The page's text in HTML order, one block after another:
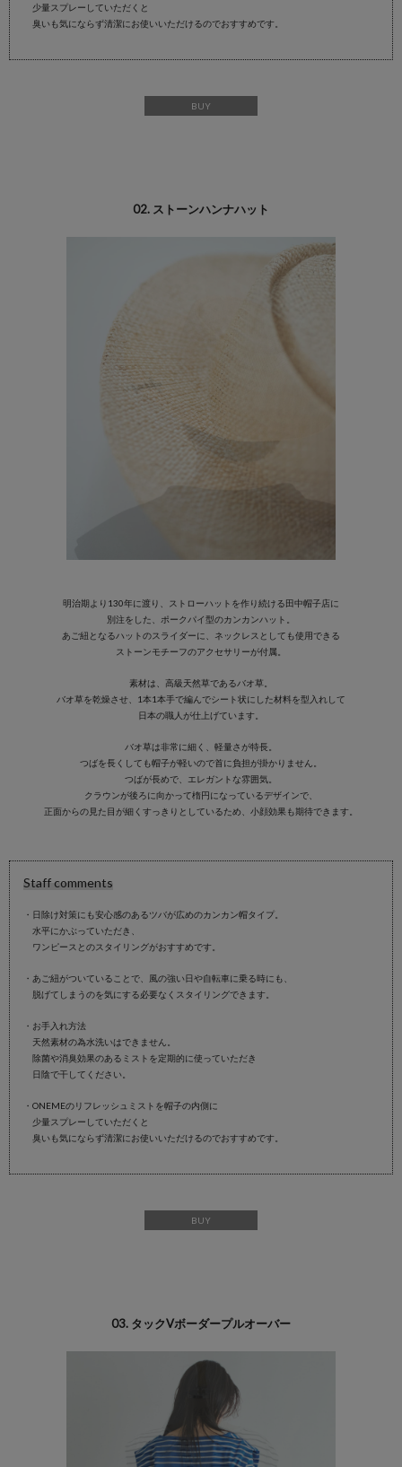
少量スプレーしていただくと
臭いも気にならず清潔にお使いいただけるのでおすすめです。
BUY
02. ストーンハンナハット
明治期より130年に渡り、ストローハットを作り続ける田中帽子店に
別注をした、ポークパイ型のカンカンハット。
あご紐となるハットのスライダーに、ネックレスとしても使用できる
ストーンモチーフのアクセサリーが付属。
素材は、高級天然草であるバオ草。
バオ草を乾燥させ、1本1本手で編んでシート状にした材料を型入れして
日本の職人が仕上げています。
バオ草は非常に細く、軽量さが特長。
つばを長くしても帽子が軽いので首に負担が掛かりません。
つばが長めで、エレガントな雰囲気。
クラウンが後ろに向かって楕円になっているデザインで、
正面からの見た目が細くすっきりとしているため、小顔効果も期待できます。
Staff comments
・日除け対策にも安心感のあるツバが広めのカンカン帽タイプ。
水平にかぶっていただき、
ワンピースとのスタイリングがおすすめです。
・あご紐がついていることで、風の強い日や自転車に乗る時にも、
脱げてしまうのを気にする必要なくスタイリングできます。
・お手入れ方法
天然素材の為水洗いはできません。
除菌や消臭効果のあるミストを定期的に使っていただき
日陰で干してください。
・ONEMEのリフレッシュミストを帽子の内側に
少量スプレーしていただくと
臭いも気にならず清潔にお使いいただけるのでおすすめです。
BUY
03. タックVボーダープルオーバー